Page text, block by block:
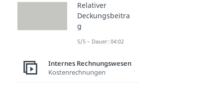
Relativer
Deckungsbeitra
g
5/5 – Dauer: 04:02
Internes Rechnungswesen
Kostenrechnungen